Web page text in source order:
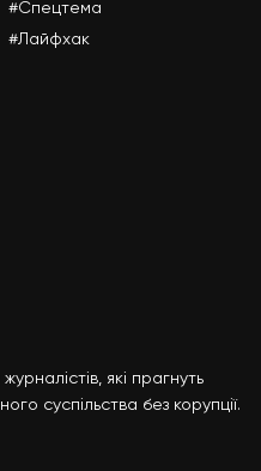
#Спецтема
#Лайфхак
які прагнуть
суспільства без корупції.